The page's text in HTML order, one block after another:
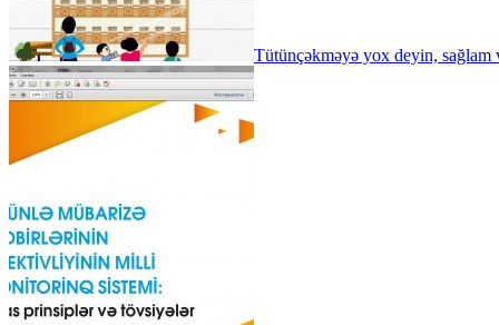
Tütünçəkməyə yox deyin, sağlam